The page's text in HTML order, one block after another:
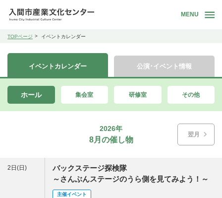
MENU
TOPページ イベントカレンダー
イベントカレンダー 公演･イベント情報
ホール 集会室 研修室 その他
翌月
2026年
8月の催し物
2日(日)
バックステージ探検隊
～さんぶんステージのうら側を見てみよう！～
主催イベント